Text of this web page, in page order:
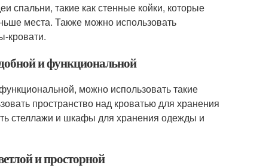
спальни, такие как стенные койки, которые
места. Также можно использовать
кровати.
и функциональной
можно использовать такие
пространство над кроватью для хранения
стеллажи и шкафы для хранения одежды и
и просторной